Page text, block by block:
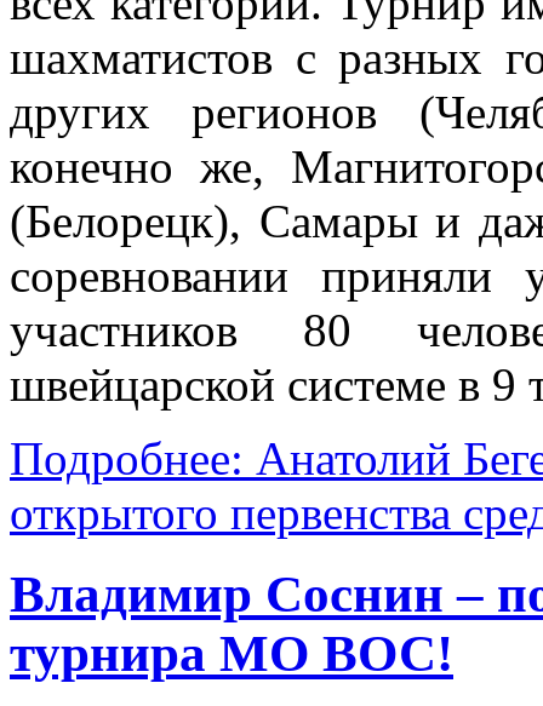
шахматистов с разных
других регионов
конечно же,
(Белорецк), Самары и
соревновании приняли
участников 80
швейцарской системе в 9
Подробнее: Анатолий
открытого первенства
Владимир Соснин –
турнира МО ВОС!